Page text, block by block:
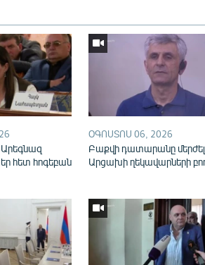
հետ հոգեբան
ՕԳՈՍՏՈՍ 06, 2026
Բաքվի դատարանը մերժել
Արցախի ղեկավարների